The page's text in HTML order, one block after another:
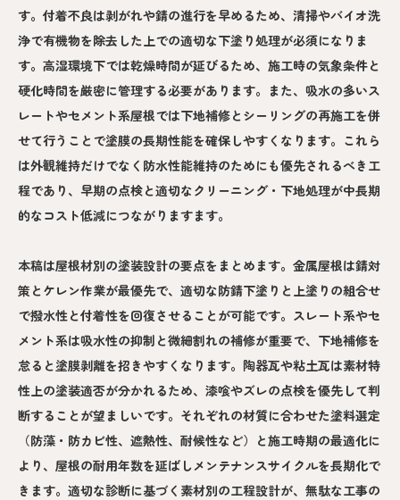
す。付着不良は剥がれや錆の進行を早めるため、清掃やバイオ洗
浄で有機物を除去した上での適切な下塗り処理が必須になりま
す。高湿環境下では乾燥時間が延びるため、施工時の気象条件と
硬化時間を厳密に管理する必要があります。また、吸水の多いス
レートやセメント系屋根では下地補修とシーリングの再施工を併
せて行うことで塗膜の長期性能を確保しやすくなります。これら
は外観維持だけでなく防水性能維持のためにも優先されるべき工
程であり、早期の点検と適切なクリーニング・下地処理が中長期
的なコスト低減につながりますます。
本稿は屋根材別の塗装設計の要点をまとめます。金属屋根は錆対
策とケレン作業が最優先で、適切な防錆下塗りと上塗りの組合せ
で撥水性と付着性を回復させることが可能です。スレート系やセ
メント系は吸水性の抑制と微細割れの補修が重要で、下地補修を
怠ると塗膜剥離を招きやすくなります。陶器瓦や粘土瓦は素材特
性上の塗装適否が分かれるため、漆喰やズレの点検を優先して判
断することが望ましいです。それぞれの材質に合わせた塗料選定
（防藻・防カビ性、遮熱性、耐候性など）と施工時期の最適化に
より、屋根の耐用年数を延ばしメンテナンスサイクルを長期化で
きます。適切な診断に基づく素材別の工程設計が、無駄な工事の